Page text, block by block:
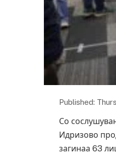
Published:
Со
Идризово
загинаа 63